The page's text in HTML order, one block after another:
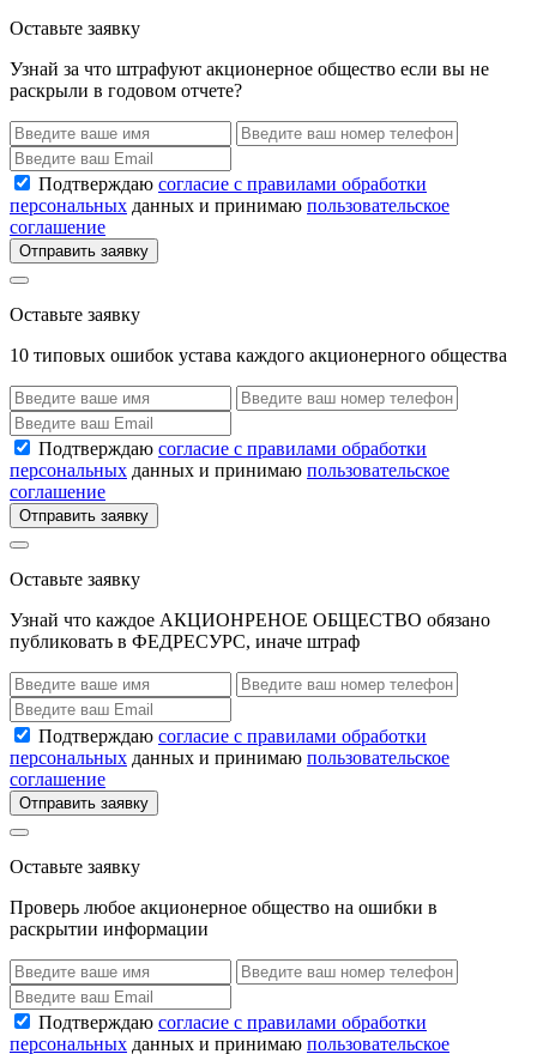
Оставьте заявку
Узнай за что штрафуют акционерное общество если вы не
раскрыли в годовом отчете?
Подтверждаю согласие с правилами обработки
персональных данных и принимаю пользовательское
соглашение
Отправить заявку
Оставьте заявку
10 типовых ошибок устава каждого акционерного общества
Подтверждаю согласие с правилами обработки
персональных данных и принимаю пользовательское
соглашение
Отправить заявку
Оставьте заявку
Узнай что каждое АКЦИОНРЕНОЕ ОБЩЕСТВО обязано
публиковать в ФЕДРЕСУРС, иначе штраф
Подтверждаю согласие с правилами обработки
персональных данных и принимаю пользовательское
соглашение
Отправить заявку
Оставьте заявку
Проверь любое акционерное общество на ошибки в
раскрытии информации
Подтверждаю согласие с правилами обработки
персональных данных и принимаю пользовательское